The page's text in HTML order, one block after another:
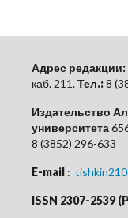
Адрес редакции:
каб. 211.Тел.:8
Издательство
университета
8 (3852) 296-633
E-mail :
ISSN 2307-2539